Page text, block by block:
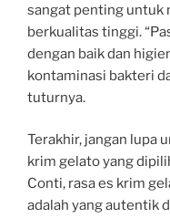
sangat penting untuk
berkualitas tinggi.
dengan baik dan
kontaminasi bakteri
tuturnya.
Terakhir, jangan lupa
krim gelato yang
Conti, rasa es krim
adalah yang autentik